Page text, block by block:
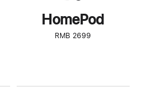
HomePod
RMB 2699